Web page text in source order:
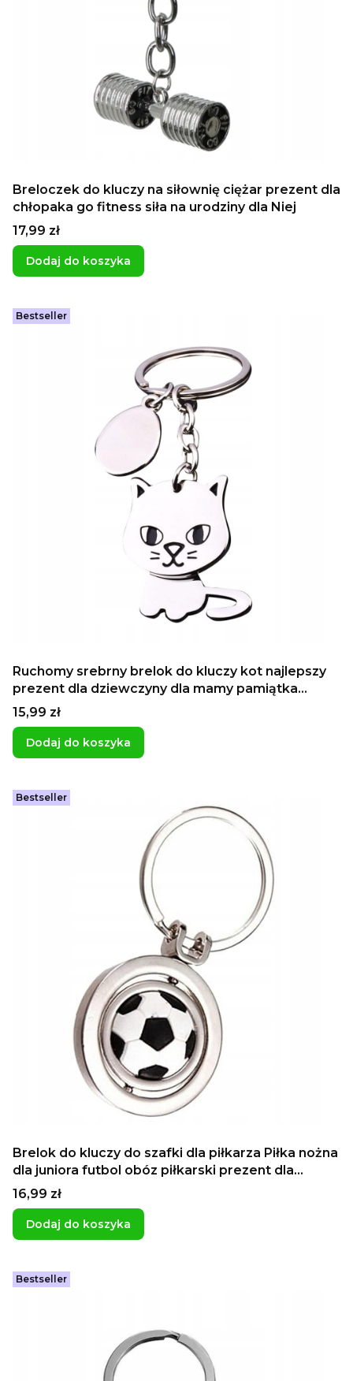
Breloczek do kluczy na siłownię ciężar prezent dla
chłopaka go fitness siła na urodziny dla Niej
Cena
17,99 zł
Dodaj do koszyka
Bestseller
Ruchomy srebrny brelok do kluczy kot najlepszy
prezent dla dziewczyny dla mamy pamiątka
grawer imienia zawieszka z kotem
Cena
15,99 zł
Dodaj do koszyka
Bestseller
Brelok do kluczy do szafki dla piłkarza Piłka nożna
dla juniora futbol obóz piłkarski prezent dla
chłopaków dla kolegów z klasy
Cena
16,99 zł
Dodaj do koszyka
Bestseller